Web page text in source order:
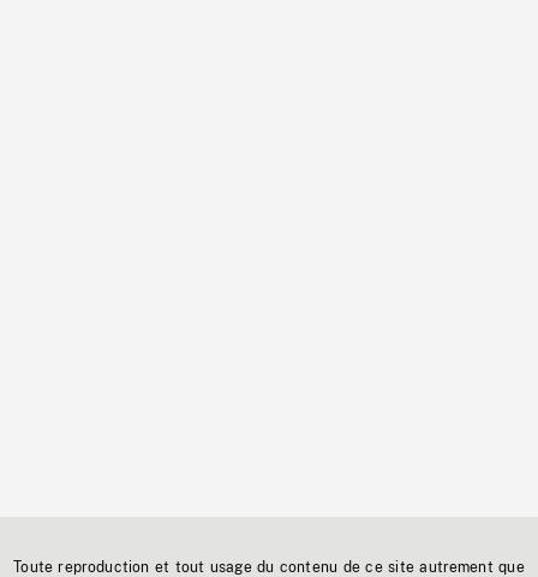
Toute reproduction et tout usage du contenu de ce site autrement que